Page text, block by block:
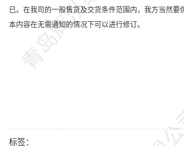
已。在我司的一般售货及交货条件范围内，我方当然要
本内容在无需通知的情况下可以进行修订。
标签：